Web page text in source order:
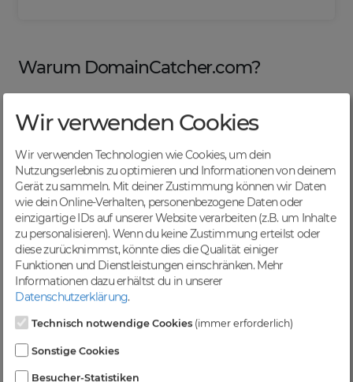
Warum DomainCatcher.com?
Von Domainern für Domainer entwickelt, mit
übersichtlichen Listen für effizientes Management
Günstige Preise
Backorders bereits ab € 4,99. Je nach deinem Tier-
Level und zzgl. MwSt falls anwendbar
Kein Gebotsverfahren
Wir verwenden Cookies
Wir verwenden Technologien wie Cookies, um dein
Nutzungserlebnis zu optimieren und Informationen von deinem
Gerät zu sammeln. Mit deiner Zustimmung können wir Daten
wie dein Online-Verhalten, personenbezogene Daten oder
einzigartige IDs auf unserer Website verarbeiten (z.B. um Inhalte
zu personalisieren). Wenn du keine Zustimmung erteilst oder
diese zurücknimmst, könnte dies die Qualität einiger
Funktionen und Dienstleistungen einschränken. Mehr
Informationen dazu erhältst du in unserer
Datenschutzerklärung.
Technisch notwendige Cookies (immer erforderlich)
Sonstige Cookies
Besucher-Statistiken